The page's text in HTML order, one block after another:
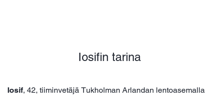
Iosifin tarina
Iosif, 42, tiiminvetäjä Tukholman Arlandan lentoasemalla